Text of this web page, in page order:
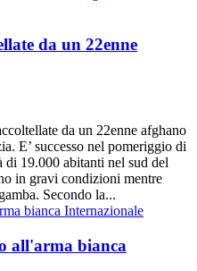
da un 22enne
da un 22enne afghano
E’ successo nel pomeriggio di
di 19.000 abitanti nel sud del
in gravi condizioni mentre
Secondo la...
Internazionale
all'arma bianca